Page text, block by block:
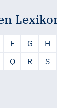
F G H
Q R S